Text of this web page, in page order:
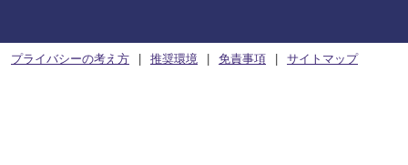
プライバシーの考え方 推奨環境 免責事項 サイトマップ